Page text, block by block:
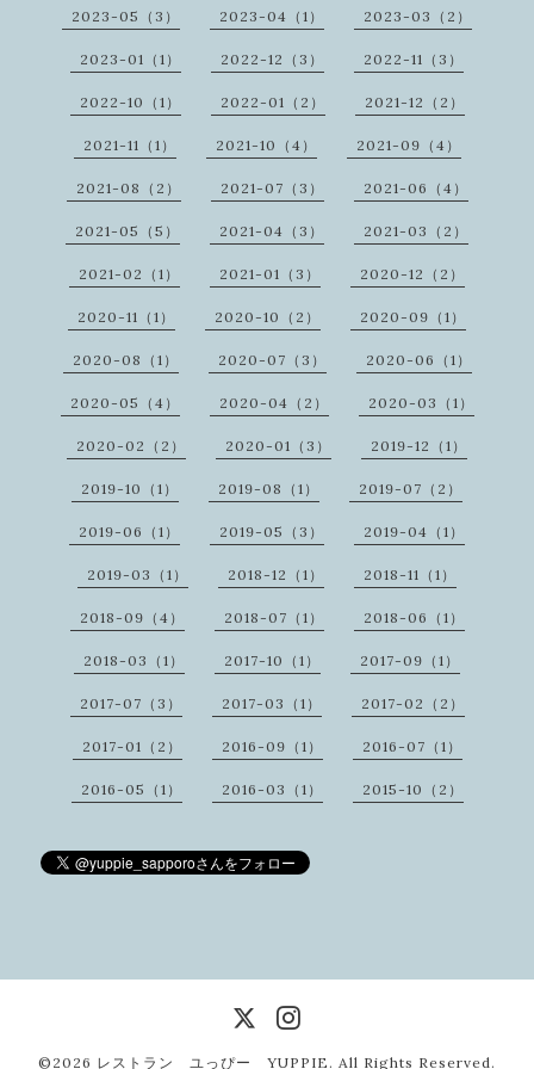
2023-05（3） 2023-04（1） 2023-03（2）
2023-01（1） 2022-12（3） 2022-11（3）
2022-10（1） 2022-01（2） 2021-12（2）
2021-11（1） 2021-10（4） 2021-09（4）
2021-08（2） 2021-07（3） 2021-06（4）
2021-05（5） 2021-04（3） 2021-03（2）
2021-02（1） 2021-01（3） 2020-12（2）
2020-11（1） 2020-10（2） 2020-09（1）
2020-08（1） 2020-07（3） 2020-06（1）
2020-05（4） 2020-04（2） 2020-03（1）
2020-02（2） 2020-01（3） 2019-12（1）
2019-10（1） 2019-08（1） 2019-07（2）
2019-06（1） 2019-05（3） 2019-04（1）
2019-03（1） 2018-12（1） 2018-11（1）
2018-09（4） 2018-07（1） 2018-06（1）
2018-03（1） 2017-10（1） 2017-09（1）
2017-07（3） 2017-03（1） 2017-02（2）
2017-01（2） 2016-09（1） 2016-07（1）
2016-05（1） 2016-03（1） 2015-10（2）
©2026 レストラン ユっぴー YUPPIE . All Rights Reserved.